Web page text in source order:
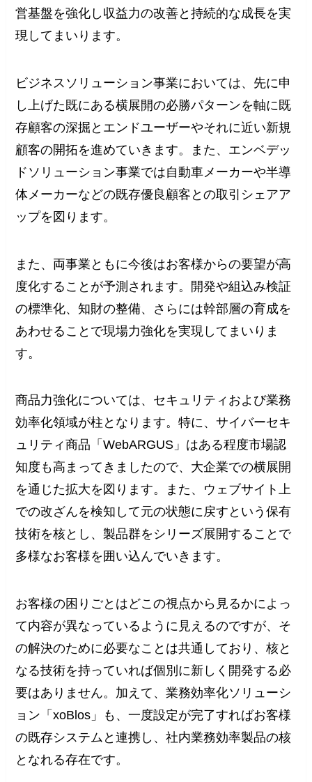
営基盤を強化し収益力の改善と持続的な成長を実
現してまいります。
ビジネスソリューション事業においては、先に申
し上げた既にある横展開の必勝パターンを軸に既
存顧客の深掘とエンドユーザーやそれに近い新規
顧客の開拓を進めていきます。また、エンベデッ
ドソリューション事業では自動車メーカーや半導
体メーカーなどの既存優良顧客との取引シェアア
ップを図ります。
また、両事業ともに今後はお客様からの要望が高
度化することが予測されます。開発や組込み検証
の標準化、知財の整備、さらには幹部層の育成を
あわせることで現場力強化を実現してまいりま
す。
商品力強化については、セキュリティおよび業務
効率化領域が柱となります。特に、サイバーセキ
ュリティ商品「WebARGUS」はある程度市場認
知度も高まってきましたので、大企業での横展開
を通じた拡大を図ります。また、ウェブサイト上
での改ざんを検知して元の状態に戻すという保有
技術を核とし、製品群をシリーズ展開することで
多様なお客様を囲い込んでいきます。
お客様の困りごとはどこの視点から見るかによっ
て内容が異なっているように見えるのですが、そ
の解決のために必要なことは共通しており、核と
なる技術を持っていれば個別に新しく開発する必
要はありません。加えて、業務効率化ソリューシ
ョン「xoBlos」も、一度設定が完了すればお客様
の既存システムと連携し、社内業務効率製品の核
となれる存在です。